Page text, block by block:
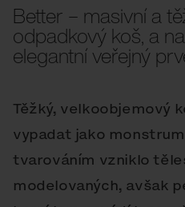
Better – masivní a
odpadkový koš, a
elegantní veřejný
Těžký, velkoobjemový
vypadat jako
tvarováním vzniklo
modelovaných, avšak